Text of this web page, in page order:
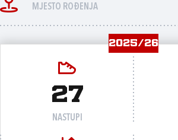
MJESTO ROĐENJA
2025/26
27
NASTUPI